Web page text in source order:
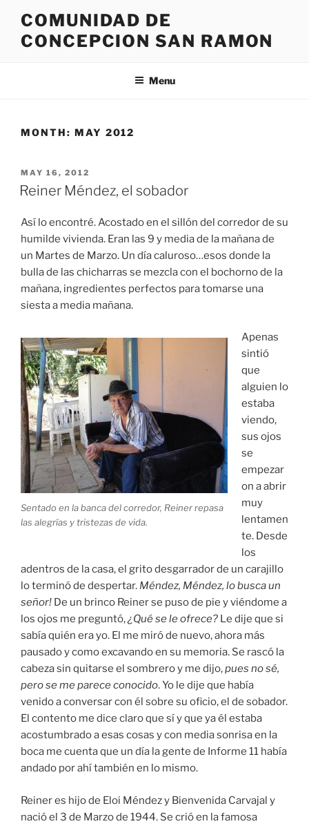
content
COMUNIDAD DE
CONCEPCION SAN RAMON
Menu
MONTH: MAY 2012
POSTED
ON
MAY 16, 2012
Reiner Méndez, el sobador
Así lo encontré. Acostado en el sillón del corredor de su
humilde vivienda. Eran las 9 y media de la mañana de
un Martes de Marzo. Un día caluroso…esos donde la
bulla de las chicharras se mezcla con el bochorno de la
mañana, ingredientes perfectos para tomarse una
siesta a media mañana.
Sentado en la banca del corredor, Reiner repasa
las alegrías y tristezas de vida.
Apenas
sintió
que
alguien lo
estaba
viendo,
sus ojos
se
empezar
on a abrir
muy
lentamen
te. Desde
los
adentros de la casa, el grito desgarrador de un carajillo
lo terminó de despertar. Méndez, Méndez, lo busca un
señor! De un brinco Reiner se puso de pie y viéndome a
los ojos me preguntó,¿Qué se le ofrece? Le dije que si
sabía quién era yo. El me miró de nuevo, ahora más
pausado y como excavando en su memoria. Se rascó la
cabeza sin quitarse el sombrero y me dijo,pues no sé,
pero se me parece conocido. Yo le dije que había
venido a conversar con él sobre su oficio, el de sobador.
El contento me dice claro que sí y que ya él estaba
acostumbrado a esas cosas y con media sonrisa en la
boca me cuenta que un día la gente de Informe 11 había
andado por ahí también en lo mismo.
Reiner es hijo de Eloi Méndez y Bienvenida Carvajal y
nació el 3 de Marzo de 1944. Se crió en la famosa